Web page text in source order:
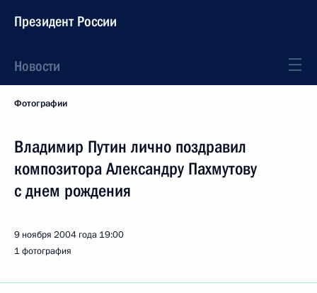
Президент России
Новости
Фотографии
Владимир Путин лично поздравил
композитора Александру Пахмутову
с днем рождения
9 ноября 2004 года 19:00
1 фотография